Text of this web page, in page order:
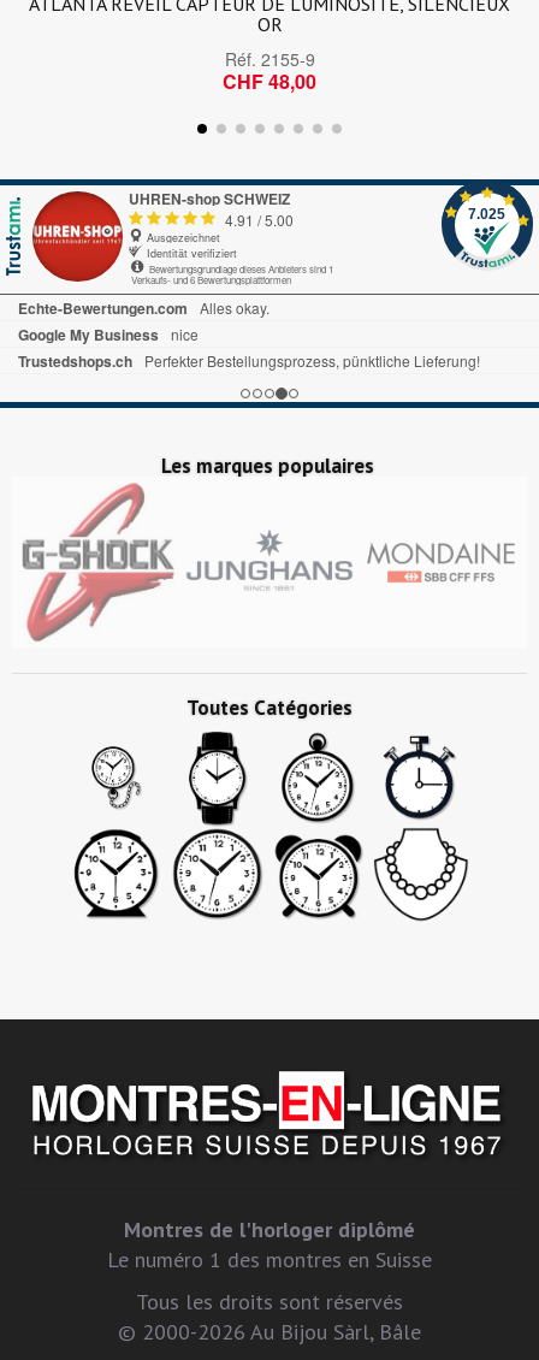
OR
Réf. 2155-9
CHF 48,00
UHREN-shop SCHWEIZ
4.91 /5.00
Ausgezeichnet
Identität verifiziert
Bewertungsgrundlage dieses Anbieters sind 1
Verkaufs- und 6 Bewertungsplattformen
7.025
Echte-Bewertungen.com Alles okay.
Google My Business nice
Trustedshops.ch Perfekter Bestellungsprozess, pünktliche Lieferung!
Les marques populaires
Toutes Catégories
Montres de l'horloger diplômé
Le numéro 1 des montres en Suisse
Tous les droits sont réservés
© 2000-2026 Au Bijou Sàrl, Bâle